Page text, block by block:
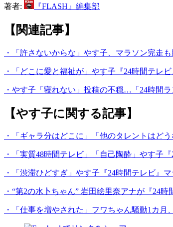
著者: 『FLASH』編集部
【関連記事】
・「許さないからな」やす子、マラソン完走
・「どこに愛と福祉が」やす子『24時間テレ
・やす子「寝れない」投稿の不穏…「24時間
【やす子に関する記事】
・「ギャラ分はどこに」「他のタレントはど
・「実質48時間テレビ」「自己陶酔」やす子
・「渋滞ひどすぎ」やす子『24時間テレビ』
・“第2の水卜ちゃん” 岩田絵里奈アナが『24
・「仕事を増やされた」フワちゃん騒動1カ